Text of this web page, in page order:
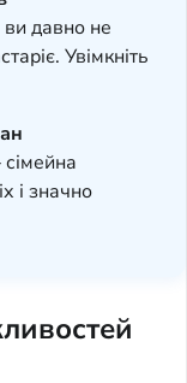
давно не
Увімкніть
і значно